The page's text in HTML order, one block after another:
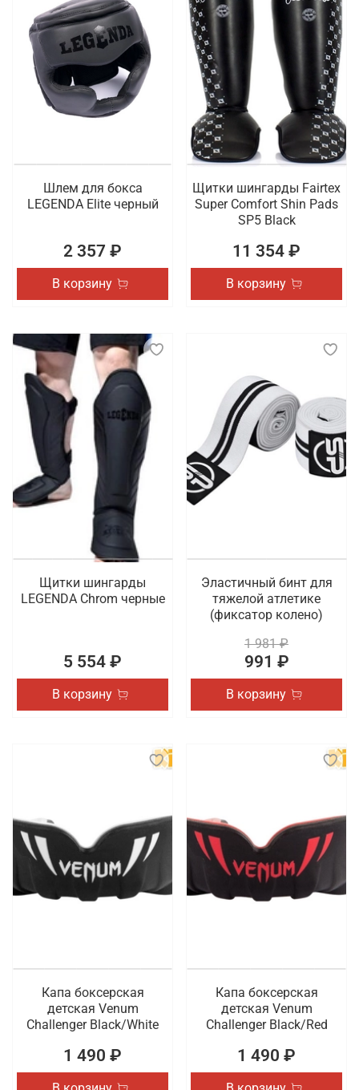
Шлем для бокса
LEGENDA Elite черный
2 357 ₽
В корзину
Щитки шингарды Fairtex
Super Comfort Shin Pads
SP5 Black
11 354 ₽
В корзину
Щитки шингарды
LEGENDA Chrom черные
5 554 ₽
В корзину
Эластичный бинт для
тяжелой атлетике
(фиксатор колено)
1 981 ₽
991 ₽
В корзину
Капа боксерская
детская Venum
Challenger Black/White
1 490 ₽
Капа боксерская
детская Venum
Challenger Black/Red
1 490 ₽